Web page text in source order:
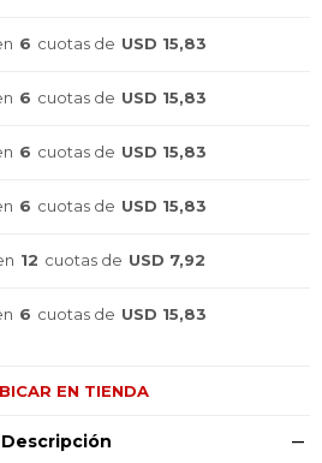
6 cuotas de USD 15,83
6 cuotas de USD 15,83
6 cuotas de USD 15,83
6 cuotas de USD 15,83
12 cuotas de USD 7,92
6 cuotas de USD 15,83
EN TIENDA
Descripción
hasta en 12
la forma más ágil de
aprobación crediticia.
Pago Después:
para comprar usando Pago
hasta en 12
la forma más ágil de
aprobación crediticia.
Pago Después:
para comprar usando Pago
hasta en 12
la forma más ágil de
aprobación crediticia.
Pago Después:
para comprar usando Pago